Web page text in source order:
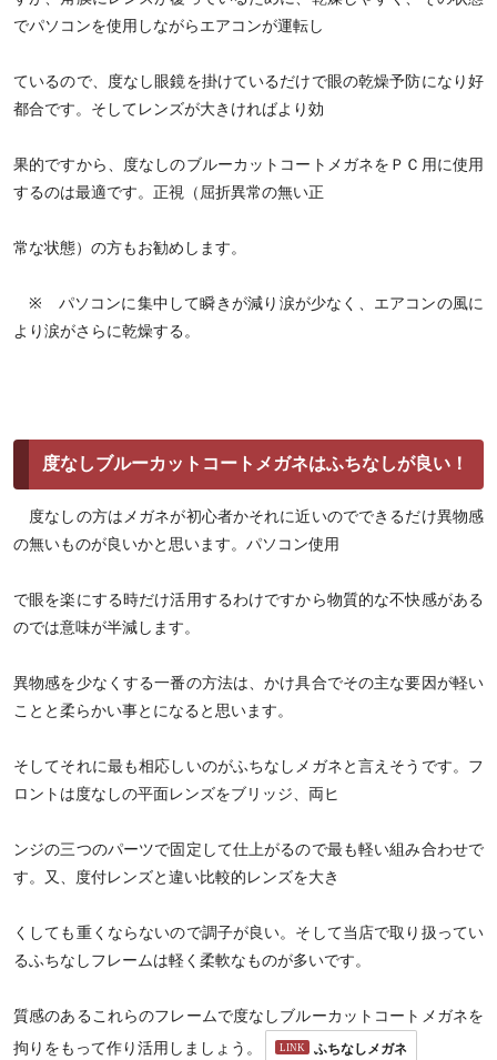
でパソコンを使用しながらエアコンが運転し
ているので、度なし眼鏡を掛けているだけで眼の乾燥予防になり好
都合です。そしてレンズが大きければより効
果的ですから、度なしのブルーカットコートメガネをＰＣ用に使用
するのは最適です。正視（屈折異常の無い正
常な状態）の方もお勧めします。
※ パソコンに集中して瞬きが減り涙が少なく、エアコンの風に
より涙がさらに乾燥する。
度なしブルーカットコートメガネはふちなしが良い！
度なしの方はメガネが初心者かそれに近いのでできるだけ異物感
の無いものが良いかと思います。パソコン使用
で眼を楽にする時だけ活用するわけですから物質的な不快感がある
のでは意味が半減します。
異物感を少なくする一番の方法は、かけ具合でその主な要因が軽い
ことと柔らかい事とになると思います。
そしてそれに最も相応しいのがふちなしメガネと言えそうです。フ
ロントは度なしの平面レンズをブリッジ、両ヒ
ンジの三つのパーツで固定して仕上がるので最も軽い組み合わせで
す。又、度付レンズと違い比較的レンズを大き
くしても重くならないので調子が良い。そして当店で取り扱ってい
るふちなしフレームは軽く柔軟なものが多いです。
質感のあるこれらのフレームで度なしブルーカットコートメガネを
拘りをもって作り活用しましょう。
ふちなしメガネ